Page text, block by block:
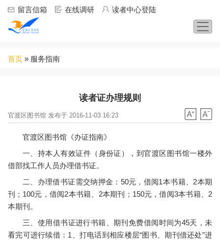
Jump to navigation
留言信箱 在线调研 读者中心登陆
首页 » 服务指南
读者证办理规则
官渡区图书馆 发布于 2016-11-03 16:23
官渡区图书馆《办证指南》
一、持本人有效证件（身份证），到官渡区图书馆一楼外
借部找工作人员办理借书证。
二、办理借书证需交纳押金：50元，借阅1本书籍、2本期
刊；100元，借阅2本书籍、2本期刊；150元，借阅3本书籍、2
本期刊。
三、使用借书证进行书籍、期刊免费借阅时间为45天，未
看完可进行续借：1、打电话到相应楼层“图书、期刊借还处”进